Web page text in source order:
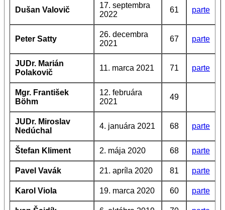
Dušan Valovič
17. septembra
2022
61 parte
Peter Satty
26. decembra
2021
67 parte
JUDr. Marián
Polakovič
11. marca 2021 71 parte
Mgr. František
Böhm
12. februára
2021
49
JUDr. Miroslav
Nedúchal
4. januára 2021 68 parte
Štefan Kliment 2. mája 2020 68 parte
Pavel Vavák 21. apríla 2020 81 parte
Karol Viola 19. marca 2020 60 parte